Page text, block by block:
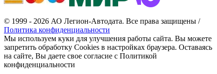
© 1999 - 2026 АО Легион-Автодата. Все права защищены /
Политика конфиденциальности
Мы используем куки для улучшения работы сайта. Вы можете
запретить обработку Cookies в настройках браузера. Оставаясь
на сайте, Вы даете свое согласие с Политикой
конфиденциальности